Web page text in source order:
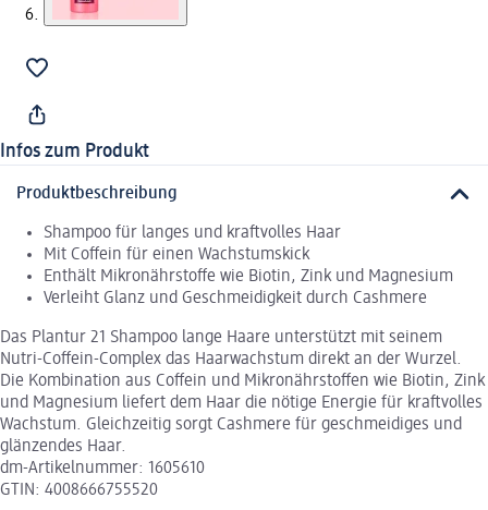
Infos zum Produkt
Produktbeschreibung
Shampoo für langes und kraftvolles Haar
Mit Coffein für einen Wachstumskick
Enthält Mikronährstoffe wie Biotin, Zink und Magnesium
Verleiht Glanz und Geschmeidigkeit durch Cashmere
Das Plantur 21 Shampoo lange Haare unterstützt mit seinem
Nutri-Coffein-Complex das Haarwachstum direkt an der Wurzel.
Die Kombination aus Coffein und Mikronährstoffen wie Biotin, Zink
und Magnesium liefert dem Haar die nötige Energie für kraftvolles
Wachstum. Gleichzeitig sorgt Cashmere für geschmeidiges und
glänzendes Haar.
dm-Artikelnummer: 1605610
GTIN: 4008666755520